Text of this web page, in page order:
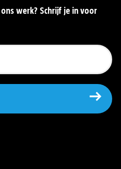
werk? Schrijf je in voor